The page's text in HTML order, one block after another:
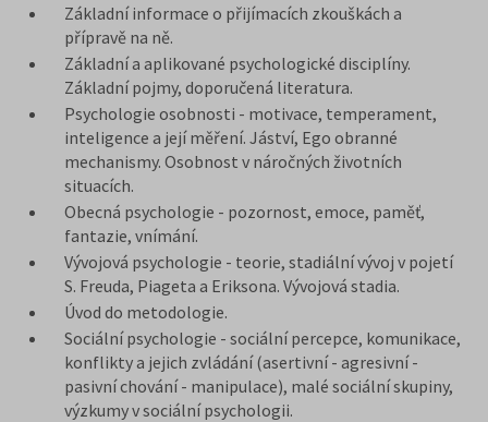
Základní informace o přijímacích zkouškách a
přípravě na ně.
Základní a aplikované psychologické disciplíny.
Základní pojmy, doporučená literatura.
Psychologie osobnosti - motivace, temperament,
inteligence a její měření. Jáství, Ego obranné
mechanismy. Osobnost v náročných životních
situacích.
Obecná psychologie - pozornost, emoce, paměť,
fantazie, vnímání.
Vývojová psychologie - teorie, stadiální vývoj v pojetí
S. Freuda, Piageta a Eriksona. Vývojová stadia.
Úvod do metodologie.
Sociální psychologie - sociální percepce, komunikace,
konflikty a jejich zvládání (asertivní - agresivní -
pasivní chování - manipulace), malé sociální skupiny,
výzkumy v sociální psychologii.